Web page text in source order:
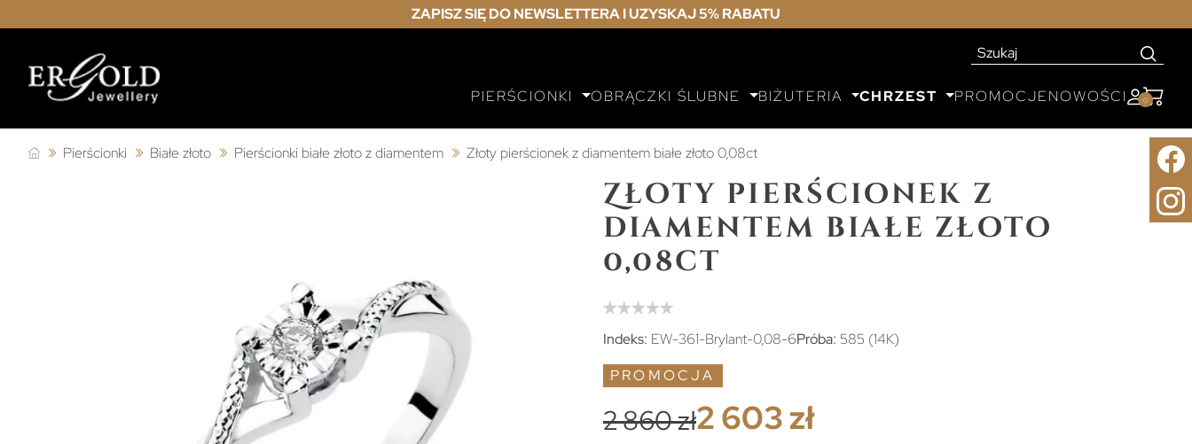
ZAPISZ SIĘ DO NEWSLETTERA I UZYSKAJ 5% RABATU
PIERŚCIONKI OBRĄCZKI ŚLUBNE BIŻUTERIA CHRZEST PROMOCJENOWOŚCI 0
Pierścionki Białe złoto Pierścionki białe złoto z diamentem Złoty pierścionek z diamentem białe złoto 0,08ct
Złoty pierścionek z
diamentem białe złoto
0,08ct
Indeks: EW-361-Brylant-0,08-6Próba: 585 (14K)
PROMOCJA
2 860 zł2 603 zł